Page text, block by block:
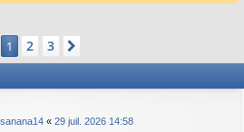
1 2 3
« 29 juil. 2026 14:58